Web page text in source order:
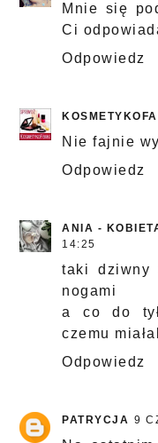
Mnie się
Ci
Odpowiedz
Nie fajnie
Odpowiedz
ANIA -
14:25
taki dziwny
nogami
a co do
czemu
Odpowiedz
PATRYCJA 9